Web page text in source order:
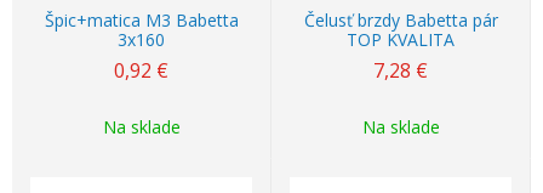
Špic+matica M3 Babetta
3x160
0,92 €
Na sklade
Čelusť brzdy Babetta pár
TOP KVALITA
7,28 €
Na sklade